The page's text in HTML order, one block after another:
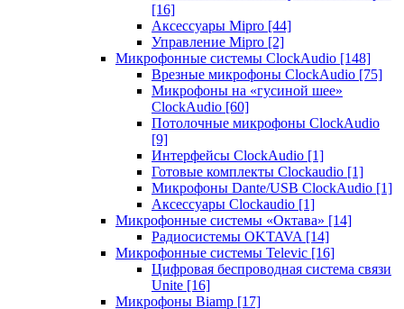
[16]
Аксессуары Mipro [44]
Управление Mipro [2]
Микрофонные системы ClockAudio [148]
Врезные микрофоны ClockAudio [75]
Микрофоны на «гусиной шее»
ClockAudio [60]
Потолочные микрофоны ClockAudio
[9]
Интерфейсы ClockAudio [1]
Готовые комплекты Clockaudio [1]
Микрофоны Dante/USB ClockAudio [1]
Аксессуары Clockaudio [1]
Микрофонные системы «Октава» [14]
Радиосистемы OKTAVA [14]
Микрофонные системы Televic [16]
Цифровая беспроводная система связи
Unite [16]
Микрофоны Biamp [17]